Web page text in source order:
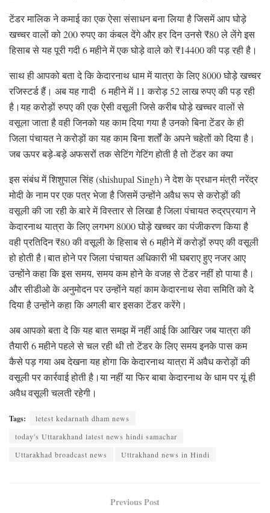
टेंडर मालिक ने कमाई का एक ऐसा संसाधन बना लिया है जिसमें आप घोड़े
खच्चर वालों को 200 रुपए का कंबल देंगे और हर दिन उनसे ₹80 ले लेंगे इस
हिसाब से यह पूरी गदी 6 महीने में एक घोड़े वाले को ₹14400 की पड़ रही है।
साथ ही आपको बता दे कि केदारनाथ धाम में यात्रा के लिए 8000 घोड़े खच्चर
रजिस्टर्ड हैं। अब यह गादी 6 महीने में 11 करोड़ 52 लाख रुपए की पड़ रही
है।यह करोड़ों रुपए की एक ऐसी वसूली जिसे करीब घोड़े खच्चर वालों से
वसूला जाता है वही जिनको यह काम दिया गया है उनको बिना टेंडर के ही
जिला पंचायत ने करोड़ों का यह काम बिना शर्तों के अपने चहेतों को दिया है।
जब ऊपर बड़े-बड़े अफसरों तक सेटिंग गेटिंग होती है तो टेंडर का क्या
इस संबंध में शिशुपाल सिंह (shishupal Singh) ने देश के प्रधान मंत्री नरेंद्र
मोदी के नाम पर एक पत्र भेजा है जिसमें उन्होंने अवैध रूप से करोड़ों की
वसूली की जा रही के बारे में विस्तार से लिखा है जिला पंचायत रुद्रप्रयाग ने
केदारनाथ यात्रा के लिए लगभग 8000 घोड़े खच्चर का पंजीकरण किया है
वही प्रतिदिन ₹80 की वसूली के हिसाब से 6 महीने में करोड़ों रुपए की वसूली
हो होती है।बात होने पर जिला पंचायत अधिकारी भी घबराए हुए नजर आए
उन्होंने कहा कि इस समय, समय कम होने के वजह से टेंडर नहीं हो पाया है।
और सीडीओ के अनुमोदन पर उन्होंने यहां काम केदारनाथ सेवा समिति को दे
दिया है उन्होंने कहा कि अगली बार इसका टेंडर करेंगे।
अब आपको बता दे कि यह बात समझ में नहीं आई कि आखिर जब यात्रा की
तैयारी 6 महीने पहले से चल रही थी तो टेंडर के लिए समय इनके पास कम
कैसे पड़ गया अब देखना यह होगा कि केदारनाथ यात्रा में अवैध करोड़ों की
वसूली पर कार्रवाई होती है।या नहीं या फिर बाबा केदारनाथ के धाम पर यूं ही
अवैध वसूली चलती रहेगी।
Tags:
letest kedarnath dham news
today's Uttarakhand latest news hindi samachar
Uttarakhad broadcast news
Uttrakhand news in Hindi
Previous Post